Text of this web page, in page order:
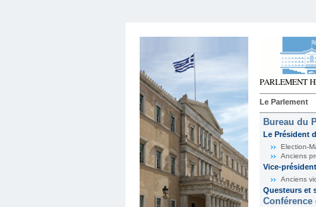
Le Parlement
Bureau du
Le Président
Election-
Anciens
Vice-
Anciens
Questeurs et